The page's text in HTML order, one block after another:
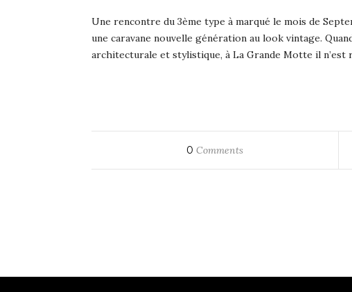
Une rencontre du 3ème type à marqué le mois de
une caravane nouvelle génération au look vintage.
architecturale et stylistique, à La Grande Motte il n’est
0 Comments